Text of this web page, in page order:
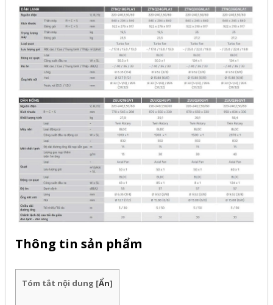
Thông tin sản phẩm
Tóm tắt nội dung [Ẩn]